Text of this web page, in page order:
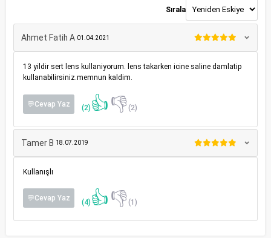
Sırala
Ahmet Fatih A 01.04.2021
13 yildir sert lens kullaniyorum. lens takarken icine saline damlatip
kullanabilirsiniz.memnun kaldim.
💬Cevap Yaz (2) 👍👎(2)
Tamer B 18.07.2019
Kullanışlı
💬Cevap Yaz (4) 👍👎(1)